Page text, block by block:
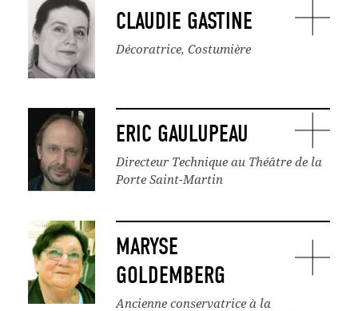
CLAUDIE GASTINE
Décoratrice, Costumière
ERIC GAULUPEAU
Directeur Technique au Théâtre de la
Porte Saint-Martin
MARYSE
GOLDEMBERG
Ancienne conservatrice à la